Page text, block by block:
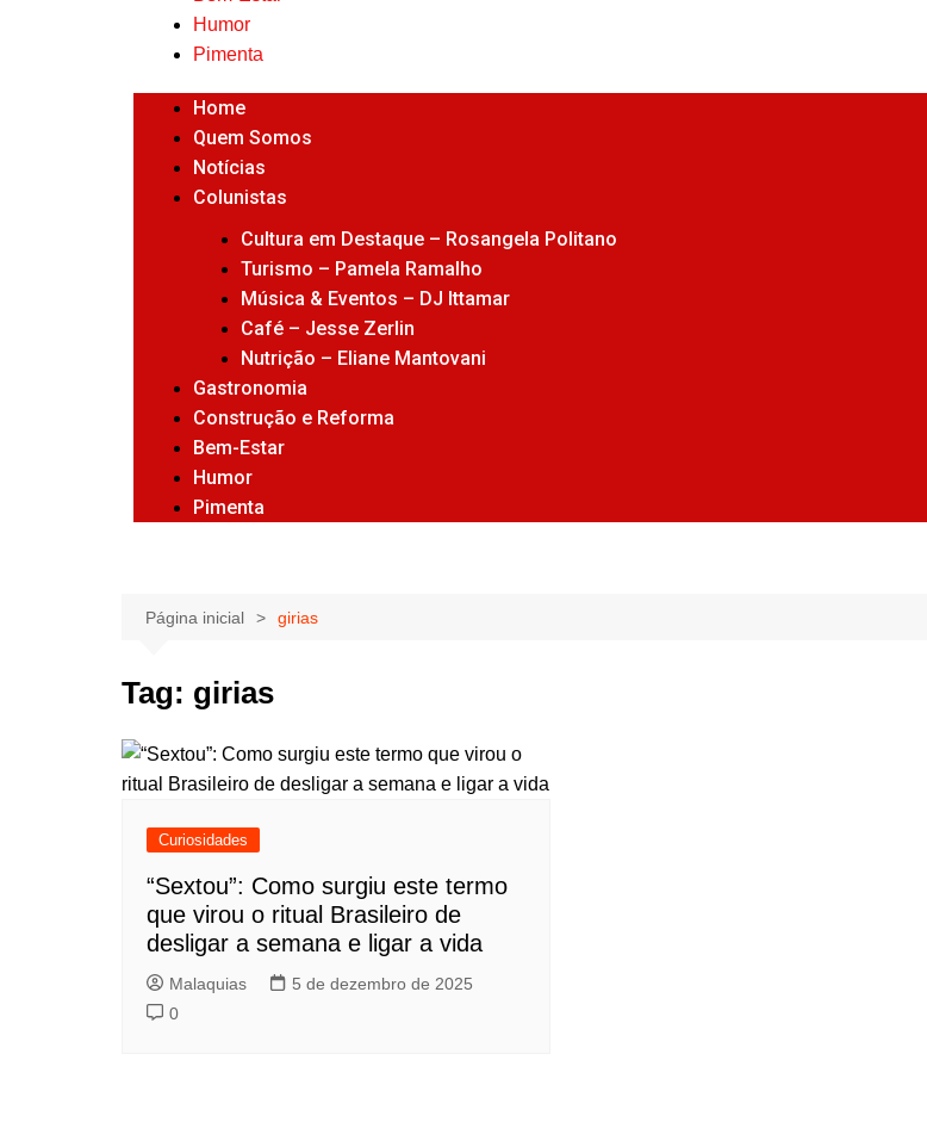
Humor
Pimenta
Home
Quem Somos
Notícias
Colunistas
Cultura em Destaque – Rosangela Politano
Turismo – Pamela Ramalho
Música & Eventos – DJ Ittamar
Café – Jesse Zerlin
Nutrição – Eliane Mantovani
Gastronomia
Construção e Reforma
Bem-Estar
Humor
Pimenta
Página inicial girias
Tag: girias
Curiosidades
“Sextou”: Como surgiu este termo
que virou o ritual Brasileiro de
desligar a semana e ligar a vida
Malaquias
5 de dezembro de 2025
0